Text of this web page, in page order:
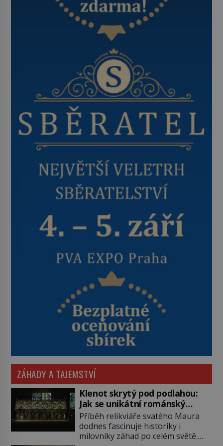
ZÁHADY A TAJEMSTVÍ
Klenot skrytý pod podlahou:
Jak se unikátní románský
poklad dostal do zapadlého
Bečova?
Příběh relikviáře svatého Maura
dodnes fascinuje historiky i
milovníky záhad po celém světě.